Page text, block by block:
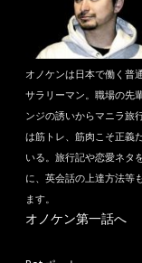
オノケンは日本で働く普
サラリーマン。職場の先
ンジの誘いからマニラ旅
は筋トレ、筋肉こそ正義
いる。旅行記や恋愛ネタ
に、英会話の上達方法等
ます。
オノケン第一話へ